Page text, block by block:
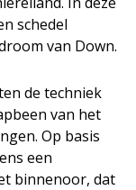
schedel
van Down.
de techniek
van het
Op basis
een
binnenoor, dat